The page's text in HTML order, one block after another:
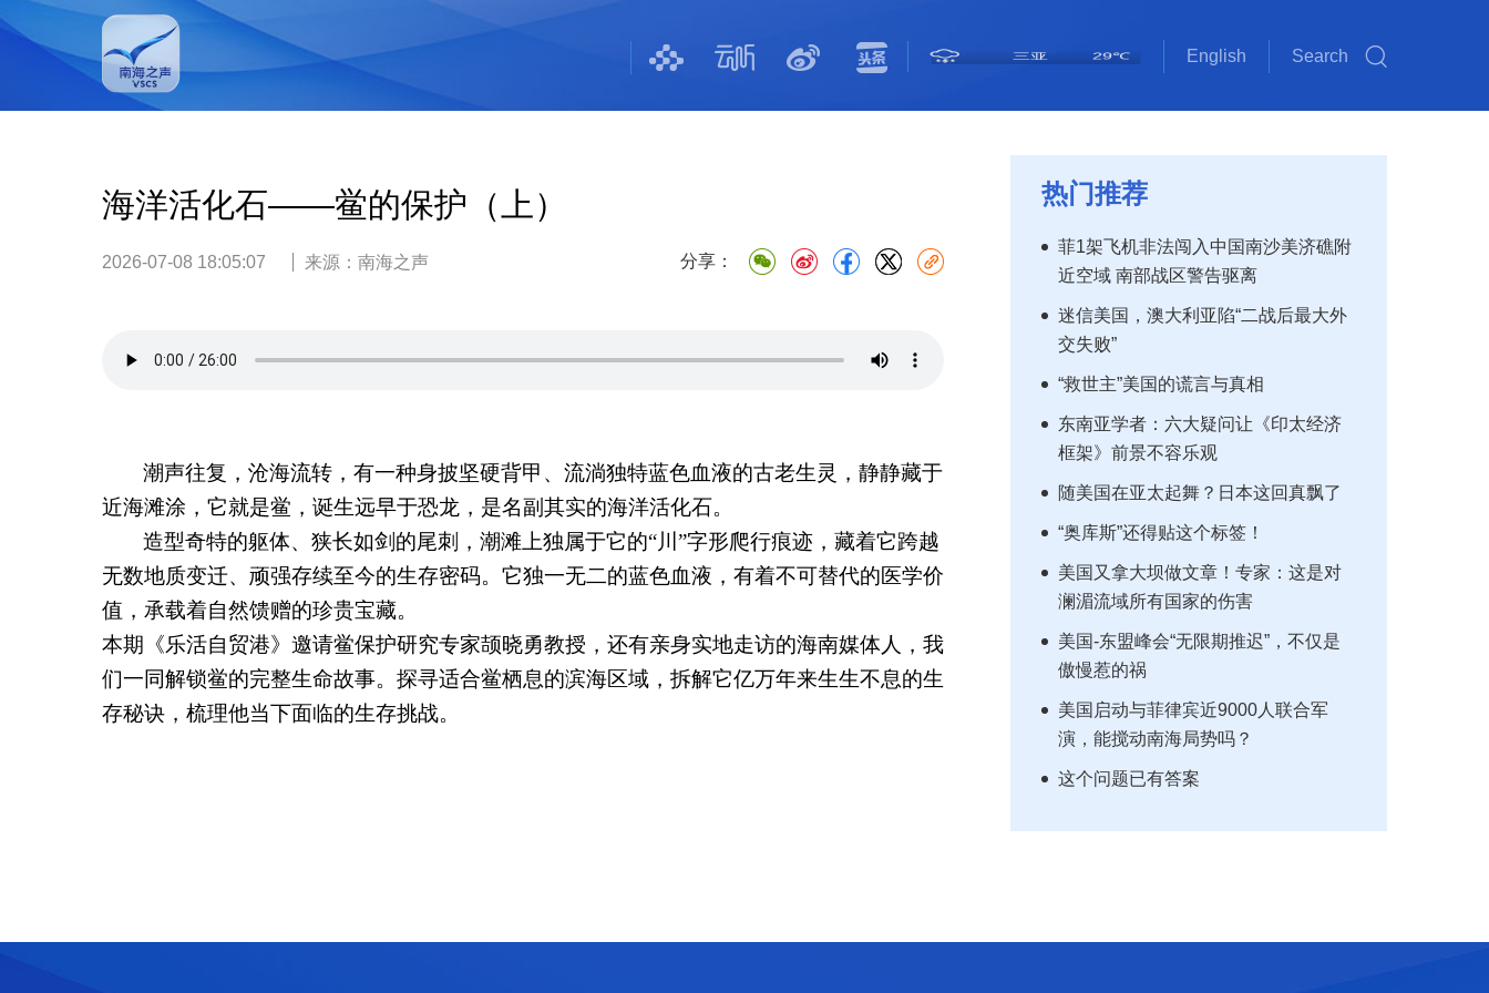
Search
English
河内 31℃
三沙 32℃
三亚 29℃
琼海 32℃
海口 30℃
斯里巴加湾 34℃
金边 34℃
雅加达 33℃
万象 30℃
吉隆坡 35℃
马尼拉 30℃
新加坡 34℃
曼谷 33℃
内比都 30℃
河内 31℃
三沙 32℃
海洋活化石——鲎的保护（上）
分享：
2026-07-08 18:05:07 来源： 南海之声
潮声往复，沧海流转，有一种身披坚硬背甲、流淌独特蓝色血液的古老生灵，静静藏于
近海滩涂，它就是鲎，诞生远早于恐龙，是名副其实的海洋活化石。
造型奇特的躯体、狭长如剑的尾刺，潮滩上独属于它的“川”字形爬行痕迹，藏着它跨越
无数地质变迁、顽强存续至今的生存密码。它独一无二的蓝色血液，有着不可替代的医学价
值，承载着自然馈赠的珍贵宝藏。
本期《乐活自贸港》邀请鲎保护研究专家颉晓勇教授，还有亲身实地走访的海南媒体人，我
们一同解锁鲎的完整生命故事。探寻适合鲎栖息的滨海区域，拆解它亿万年来生生不息的生
存秘诀，梳理他当下面临的生存挑战。
热门推荐
菲1架飞机非法闯入中国南沙美济礁附
近空域 南部战区警告驱离
迷信美国，澳大利亚陷“二战后最大外
交失败”
“救世主”美国的谎言与真相
东南亚学者：六大疑问让《印太经济
框架》前景不容乐观
随美国在亚太起舞？日本这回真飘了
“奥库斯”还得贴这个标签！
美国又拿大坝做文章！专家：这是对
澜湄流域所有国家的伤害
美国-东盟峰会“无限期推迟”，不仅是
傲慢惹的祸
美国启动与菲律宾近9000人联合军
演，能搅动南海局势吗？
这个问题已有答案